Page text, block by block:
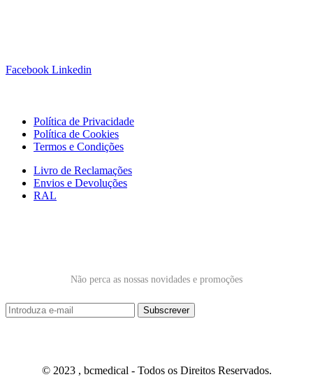
Facebook Linkedin
Política de Privacidade
Política de Cookies
Termos e Condições
Livro de Reclamações
Envios e Devoluções
RAL
Não perca as nossas novidades e promoções
© 2023 , bcmedical - Todos os Direitos Reservados.